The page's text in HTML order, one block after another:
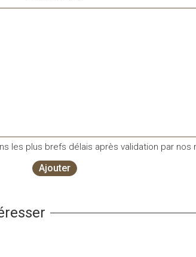
les plus brefs délais après validation par nos
Ajouter